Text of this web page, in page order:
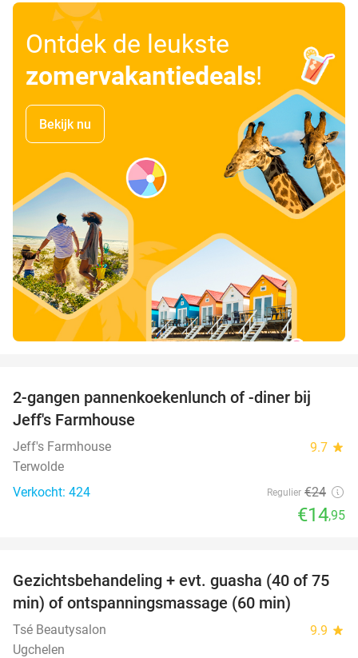
Ontdek de leukste
zomervakantiedeals!
Bekijk nu
38%
2-gangen pannenkoekenlunch of -diner bij
Jeff's Farmhouse
Jeff's Farmhouse 9.7 star
Terwolde
Verkocht: 424
Regulier €24
€14,95
50%
OUT
Gezichtsbehandeling + evt. guasha (40 of 75
min) of ontspanningsmassage (60 min)
Tsé Beautysalon 9.9 star
Ugchelen